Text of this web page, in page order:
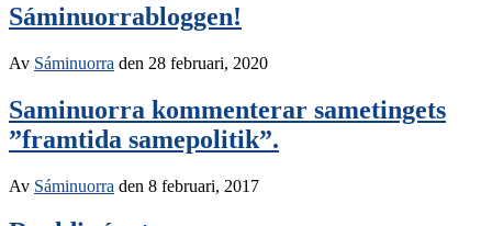
Sáminuorrabloggen!
Av Sáminuorra den 28 februari, 2020
Saminuorra kommenterar sametingets
”framtida samepolitik”.
Av Sáminuorra den 8 februari, 2017